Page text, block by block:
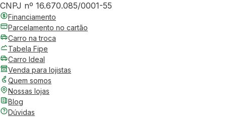
CNPJ nº 16.670.085/0001-55
Financiamento
Parcelamento no cartão
Carro na troca
Tabela Fipe
Carro Ideal
Venda para lojistas
Quem somos
Nossas lojas
Blog
Dúvidas